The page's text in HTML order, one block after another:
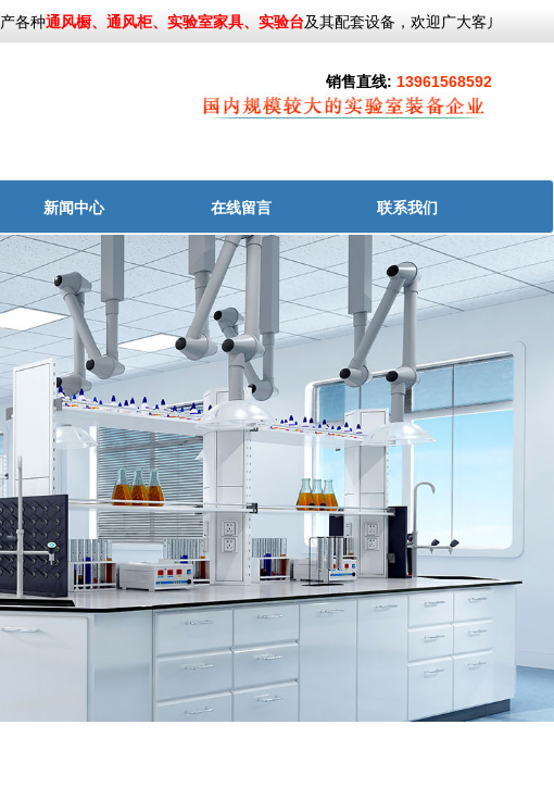
种通风橱、通风柜、实验室家具、实验台及其配套设备，欢迎广大客户来电咨询
销售直线: 13961568592
新闻中心 在线留言 联系我们